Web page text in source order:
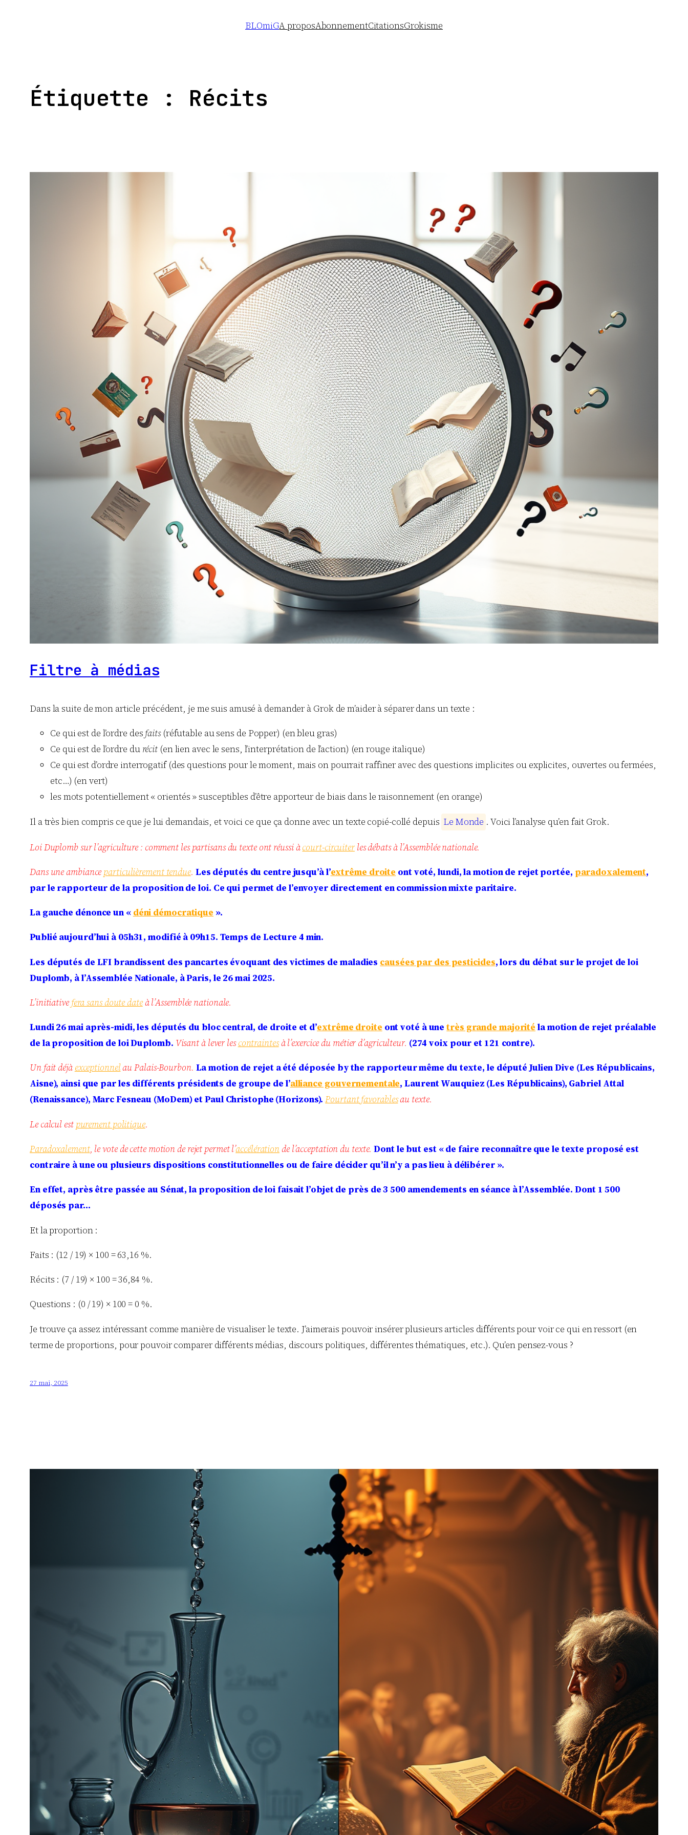
BLOmiGA proposAbonnementCitationsGrokisme
Étiquette : Récits
Filtre à médias
Dans la suite de mon article précédent, je me suis amusé à demander à Grok de m’aider à séparer dans un texte :
Ce qui est de l’ordre des faits(réfutable au sens de Popper) (en bleu gras)
Ce qui est de l’ordre du récit (en lien avec le sens, l’interprétation de l’action) (en rouge italique)
Ce qui est d’ordre interrogatif (des questions pour le moment, mais on pourrait raffiner avec des questions implicites ou explicites, ouvertes ou fermées,
etc…) (en vert)
les mots potentiellement « orientés » susceptibles d’être apporteur de biais dans le raisonnement (en orange)
Il a très bien compris ce que je lui demandais, et voici ce que ça donne avec un texte copié-collé depuis Le Monde . Voici l’analyse qu’en fait Grok.
Loi Duplomb sur l’agriculture : comment les partisans du texte ont réussi àcourt-circuiterles débats à l’Assemblée nationale.
Dans une ambianceparticulièrement tendue. Les députés du centre jusqu’à l’extrême droite ont voté, lundi, la motion de rejet portée, paradoxalement,
par le rapporteur de la proposition de loi. Ce qui permet de l’envoyer directement en commission mixte paritaire.
La gauche dénonce un « déni démocratique ».
Publié aujourd’hui à 05h31, modifié à 09h15. Temps de Lecture 4 min.
Les députés de LFI brandissent des pancartes évoquant des victimes de maladies causées par des pesticides, lors du débat sur le projet de loi
Duplomb, à l’Assemblée Nationale, à Paris, le 26 mai 2025.
L’initiativefera sans doute dateà l’Assemblée nationale.
Lundi 26 mai après-midi, les députés du bloc central, de droite et d’extrême droite ont voté à unetrès grande majorité la motion de rejet préalable
de la proposition de loi Duplomb. Visant à lever lescontraintesà l’exercice du métier d’agriculteur. (274 voix pour et 121 contre).
Un fait déjà exceptionnelau Palais-Bourbon. La motion de rejet a été déposée by the rapporteur même du texte, le député Julien Dive (Les Républicains,
Aisne), ainsi que par les différents présidents de groupe de l’alliance gouvernementale, Laurent Wauquiez (Les Républicains), Gabriel Attal
(Renaissance), Marc Fesneau (MoDem) et Paul Christophe (Horizons). Pourtant favorablesau texte.
Le calcul est purement politique.
Paradoxalement, le vote de cette motion de rejet permet l’accélérationde l’acceptation du texte. Dont le but est « de faire reconnaître que le texte proposé est
contraire à une ou plusieurs dispositions constitutionnelles ou de faire décider qu’il n’y a pas lieu à délibérer ».
En effet, après être passée au Sénat, la proposition de loi faisait l’objet de près de 3 500 amendements en séance à l’Assemblée. Dont 1 500
déposés par…
Et la proportion :
Faits : (12 / 19) × 100 = 63,16 %.
Récits : (7 / 19) × 100 = 36,84 %.
Questions : (0 / 19) × 100 = 0 %.
Je trouve ça assez intéressant comme manière de visualiser le texte. J’aimerais pouvoir insérer plusieurs articles différents pour voir ce qui en ressort (en
terme de proportions, pour pouvoir comparer différents médias, discours politiques, différentes thématiques, etc.). Qu’en pensez-vous ?
27 mai, 2025